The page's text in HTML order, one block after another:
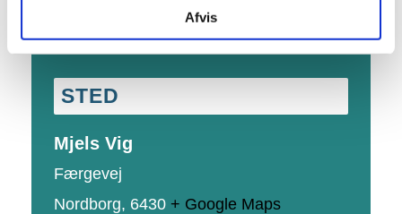
Afvis
Begivenhed Kategori: Natur
Hjemmeside: Besøg hjemmeside
STED
Mjels Vig
Færgevej
Nordborg, 6430 + Google Maps